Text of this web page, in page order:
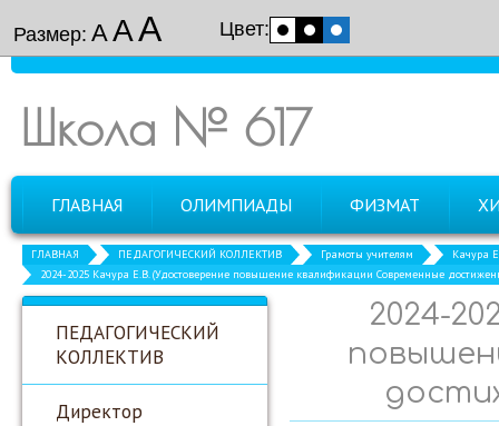
Размер: ААА Цвет:
Школа № 617
ГЛАВНАЯ ОЛИМПИАДЫ ФИЗМАТ
ГЛАВНАЯ ПЕДАГОГИЧЕСКИЙ КОЛЛЕКТИВ Грамоты учителям
Качура
2024-2025 Качура Е.В. (Удостоверение повышение квалификации Современные
ПЕДАГОГИЧЕСКИЙ
КОЛЛЕКТИВ
Директор
2024-